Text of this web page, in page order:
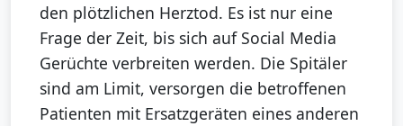
den plötzlichen Herztod. Es ist nur eine
Frage der Zeit, bis sich auf Social Media
Gerüchte verbreiten werden. Die Spitäler
sind am Limit, versorgen die betroffenen
Patienten mit Ersatzgeräten eines anderen